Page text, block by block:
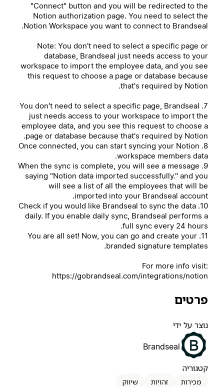
"Connect" button and you will be redirected to the
Notion authorization page. You need to select the
Notion Workspace you want to connect to Brandseal.
Note: You don't need to select a specific page or
database, Brandseal just needs access to your
workspace to import the employee data, and you see
this request to choose a page or database because
that's required by Notion.
7. You don't need to select a specific page, Brandseal
just needs access to your workspace to import the
employee data, and you see this request to choose a
page or database because that's required by Notion.
8. Once connected, you can start syncing your Notion
workspace members data.
9. When the sync is complete, you will see a message
saying "Notion data imported successfully." and you
will see a list of all the employees that will be
imported into your Brandseal account.
10. Check if you would like Brandseal to sync the data
daily. If you enable daily sync, Brandseal performs a
full sync every 24 hours.
11. You are all set! Now, you can go and create your
branded signature templates.
For more info visit:
https://gobrandseal.com/integrations/notion
פרטים
נוצר על ידי
Brandseal
קטגוריה
מכירות זהויות שיווק